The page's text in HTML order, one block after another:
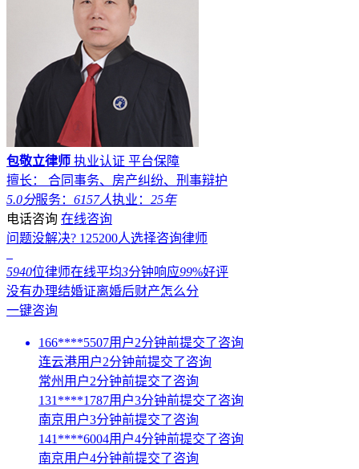
包敬立律师 执业认证 平台保障
擅长： 合同事务、房产纠纷、刑事辩护
5.0分服务： 6157人执业： 25年
电话咨询 在线咨询
问题没解决? 125200人选择咨询律师
5940位律师在线平均3分钟响应99%好评
没有办理结婚证离婚后财产怎么分
一键咨询
166****5507用户2分钟前提交了咨询
连云港用户2分钟前提交了咨询
常州用户2分钟前提交了咨询
131****1787用户3分钟前提交了咨询
南京用户3分钟前提交了咨询
141****6004用户4分钟前提交了咨询
南京用户4分钟前提交了咨询